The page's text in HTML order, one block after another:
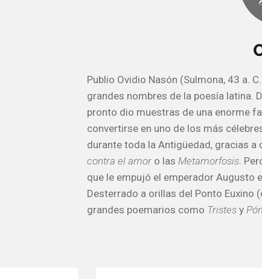
Publio Ovidio Nasón (Sulmona, 43 a.
grandes nombres de la poesía latina.
pronto dio muestras de una enorme
convertirse en uno de los más
durante toda la Antigüedad, gracias a
contra el amor o las Metamorfosis.
que le empujó el emperador Augusto
Desterrado a orillas del Ponto Euxino
grandes poemarios como Tristes y